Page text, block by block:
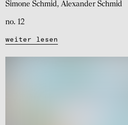
Simone Schmid Alexander Schmid
no. 12
weiter lesen